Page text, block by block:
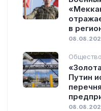
в
Общество
Путин